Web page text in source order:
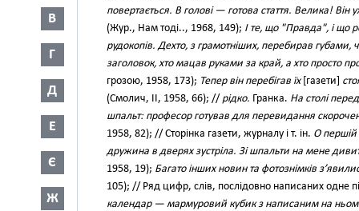
В
Г
Д
Е
Є
Ж
повертається. В голові — готова стаття. Велика! Він
(Жур., Нам тоді.., 1968, 149); І те, що "Правда", і що
рудокопів. Дехто, з грамотніших, перебирав
заголовок, хто мацав руками за край, а хто просто
грозою, 1958, 173); Тепер він перебігав їх[газети]
(Смолич, II, 1958, 66); // рідко. Гранка. На столі
шпальт: професор готував для перевидання
1958, 82); // Сторінка газети, журналу і т. ін. О першій
дружина в дверях зустріла. Зі шпальти на мене
1958, 19); Багато інших новин та фотознімків
105); // Ряд цифр, слів, послідовно написаних одне
календар — мармуровий кубик з написаним на